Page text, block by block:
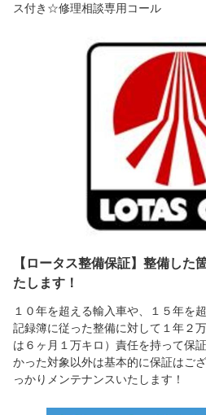
ス付き☆修理相談専用コール
【ロータス整備保証】整備した
たします！
１０年を超える輸入車や、１５年を
記録簿に従った整備に対して１年２
は６ヶ月１万キロ）責任を持って保
かった対象以外は基本的に保証はご
っかりメンテナンスいたします！